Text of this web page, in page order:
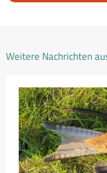
Weitere Nachrichten